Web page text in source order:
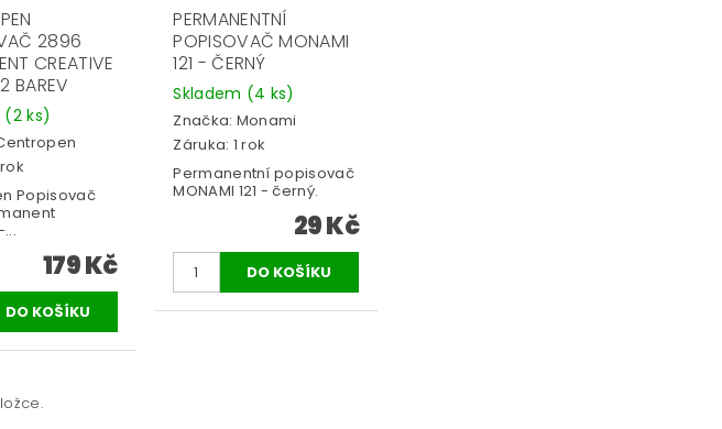
2896
CREATIVE
BAREV
(2 ks)
Popisovač
179 Kč
PERMANENTNÍ
POPISOVAČ MONAMI
121 - ČERNÝ
Skladem (4 ks)
Značka: Monami
Záruka: 1 rok
Permanentní popisovač
MONAMI 121 - černý.
29 Kč